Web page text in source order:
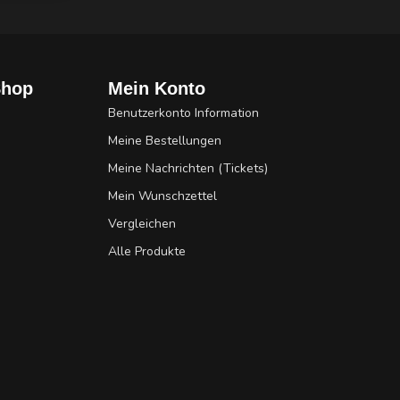
Mein Konto
Benutzerkonto Information
Meine Bestellungen
Meine Nachrichten (Tickets)
Mein Wunschzettel
Vergleichen
Alle Produkte